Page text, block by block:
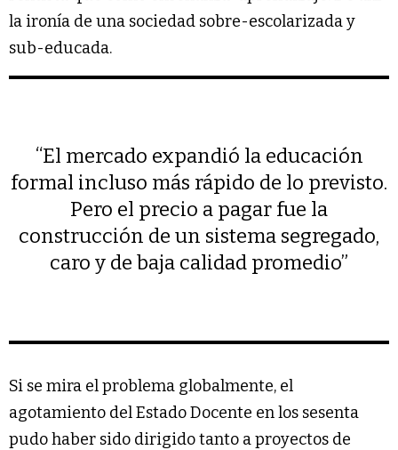
la ironía de una sociedad sobre-escolarizada y
sub-educada.
“El mercado expandió la educación
formal incluso más rápido de lo previsto.
Pero el precio a pagar fue la
construcción de un sistema segregado,
caro y de baja calidad promedio”
Si se mira el problema globalmente, el
agotamiento del Estado Docente en los sesenta
pudo haber sido dirigido tanto a proyectos de